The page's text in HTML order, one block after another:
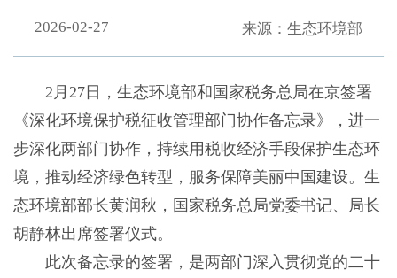
2026-02-27 来源：生态环境部
2月27日，生态环境部和国家税务总局在京签署
《深化环境保护税征收管理部门协作备忘录》，进一
步深化两部门协作，持续用税收经济手段保护生态环
境，推动经济绿色转型，服务保障美丽中国建设。生
态环境部部长黄润秋，国家税务总局党委书记、局长
胡静林出席签署仪式。
此次备忘录的签署，是两部门深入贯彻党的二十